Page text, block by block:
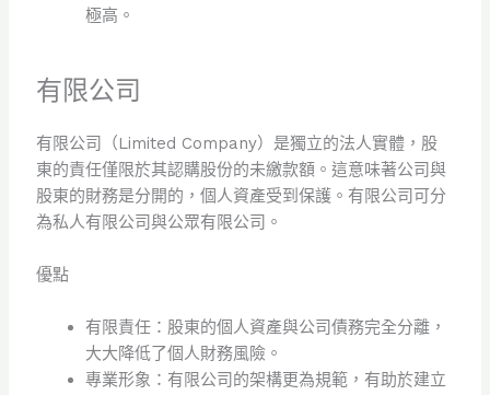
極高。
有限公司
有限公司（Limited Company）是獨立的法人實體，股
東的責任僅限於其認購股份的未繳款額。這意味著公司與
股東的財務是分開的，個人資產受到保護。有限公司可分
為私人有限公司與公眾有限公司。
優點
有限責任：股東的個人資產與公司債務完全分離，
大大降低了個人財務風險。
專業形象：有限公司的架構更為規範，有助於建立